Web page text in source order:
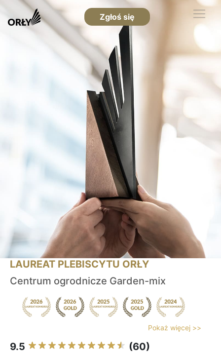
Zgłoś się
LAUREAT PLEBISCYTU ORŁY
Centrum ogrodnicze Garden-mix
Pokaż więcej >>
9.5 (60)